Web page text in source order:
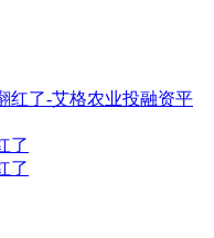
了
了